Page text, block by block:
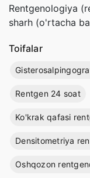
Rentgenologiya
sharh (o'rtacha
Toifalar
Rentgen 24 soat
Ko'krak qafasi
Densitometriya
Oshqozon